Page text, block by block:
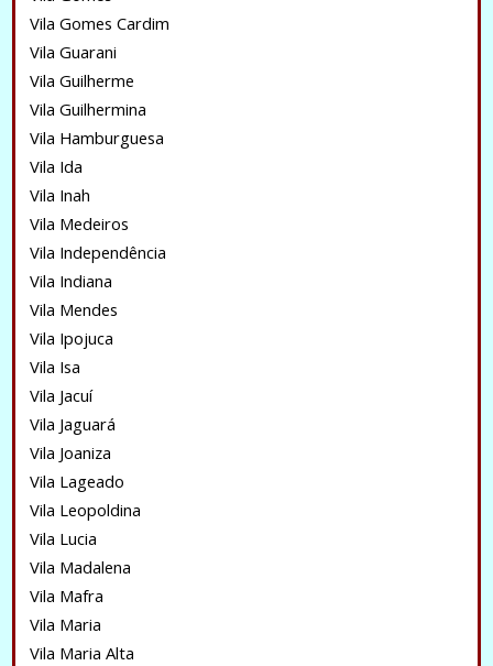
Vila Gomes Cardim
Vila Guarani
Vila Guilherme
Vila Guilhermina
Vila Hamburguesa
Vila Ida
Vila Inah
Vila Medeiros
Vila Independência
Vila Indiana
Vila Mendes
Vila Ipojuca
Vila Isa
Vila Jacuí
Vila Jaguará
Vila Joaniza
Vila Lageado
Vila Leopoldina
Vila Lucia
Vila Madalena
Vila Mafra
Vila Maria
Vila Maria Alta